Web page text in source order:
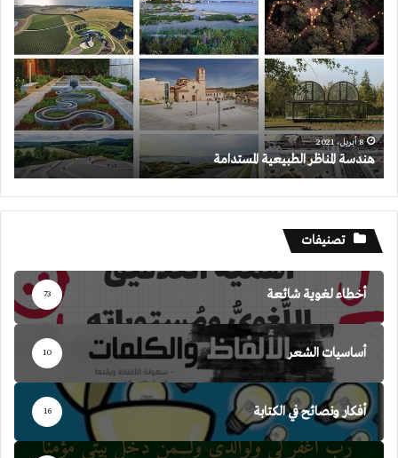
المناظر
الطبيعية
المستدامة
8 أبريل، 2021
هندسة المناظر الطبيعية المستدامة
تصنيفات
أخطاء لغوية شائعة 73
أساسيات الشعر 10
أفكار ونصائح في الكتابة 16